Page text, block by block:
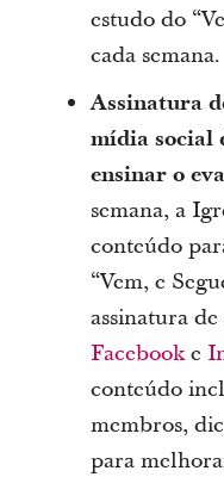
estudo do
cada semana.
Assinatura
mídia social
ensinar o
semana, a
conteúdo
“Vem, e
assinatura
Facebooke
conteúdo
membros,
para